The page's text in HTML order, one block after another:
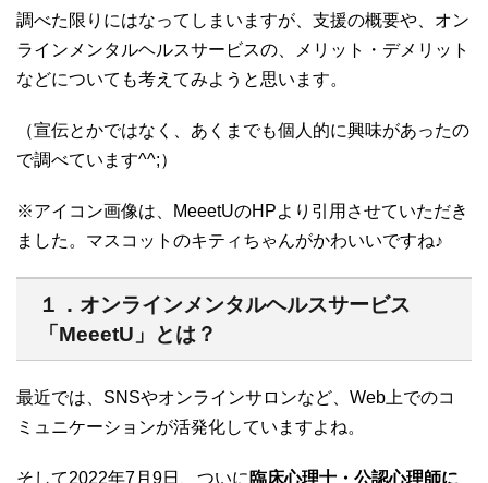
調べた限りにはなってしまいますが、支援の概要や、オン
ラインメンタルヘルスサービスの、メリット・デメリット
などについても考えてみようと思います。
（宣伝とかではなく、あくまでも個人的に興味があったの
で調べています^^;）
※アイコン画像は、MeeetUのHPより引用させていただき
ました。マスコットのキティちゃんがかわいいですね♪
１．オンラインメンタルヘルスサービス
「MeeetU」とは？
最近では、SNSやオンラインサロンなど、Web上でのコ
ミュニケーションが活発化していますよね。
そして2022年7月9日、ついに 臨床心理士・公認心理師に